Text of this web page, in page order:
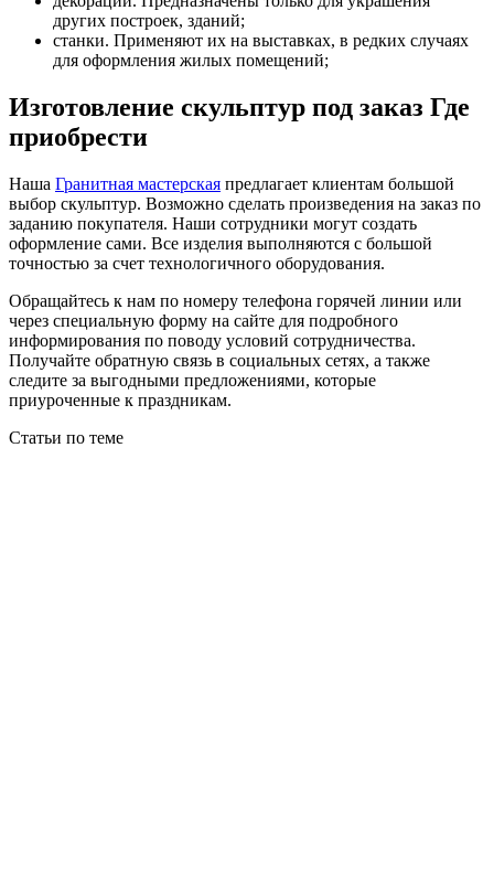
других построек, зданий;
станки. Применяют их на выставках, в редких случаях
для оформления жилых помещений;
Изготовление скульптур под заказ Где
приобрести
Наша Гранитная мастерская предлагает клиентам большой
выбор скульптур. Возможно сделать произведения на заказ по
заданию покупателя. Наши сотрудники могут создать
оформление сами. Все изделия выполняются с большой
точностью за счет технологичного оборудования.
Обращайтесь к нам по номеру телефона горячей линии или
через специальную форму на сайте для подробного
информирования по поводу условий сотрудничества.
Получайте обратную связь в социальных сетях, а также
следите за выгодными предложениями, которые
приуроченные к праздникам.
Статьи по теме